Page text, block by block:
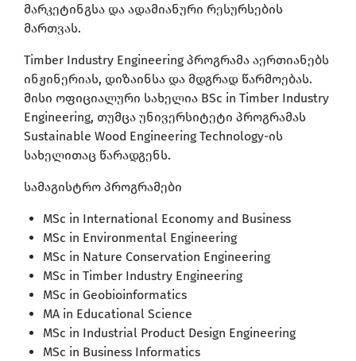
მარკეტინგსა და ადამიანური რესურსების
მართვას.
Timber Industry Engineering პროგრამა აერთიანებს
ინჟინერიას, დიზაინსა და მდგრად წარმოებას.
მისი ოფიციალური სახელია BSc in Timber Industry
Engineering, თუმცა უნივერსიტეტი პროგრამას
Sustainable Wood Engineering Technology-ის
სახელითაც წარადგენს.
სამაგისტრო პროგრამები
MSc in International Economy and Business
MSc in Environmental Engineering
MSc in Nature Conservation Engineering
MSc in Timber Industry Engineering
MSc in Geobioinformatics
MA in Educational Science
MSc in Industrial Product Design Engineering
MSc in Business Informatics